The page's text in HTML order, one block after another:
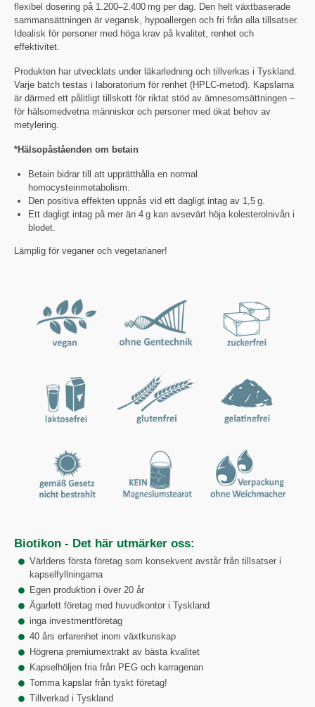
flexibel dosering på 1.200–2.400 mg per dag. Den helt växtbaserade
sammansättningen är vegansk, hypoallergen och fri från alla tillsatser.
Idealisk för personer med höga krav på kvalitet, renhet och
effektivitet.
Produkten har utvecklats under läkarledning och tillverkas i Tyskland.
Varje batch testas i laboratorium för renhet (HPLC-metod). Kapslarna
är därmed ett pålitligt tillskott för riktat stöd av ämnesomsättningen –
för hälsomedvetna människor och personer med ökat behov av
metylering.
*Hälsopåståenden om betain
Betain bidrar till att upprätthålla en normal
homocysteinmetabolism.
Den positiva effekten uppnås vid ett dagligt intag av 1,5 g.
Ett dagligt intag på mer än 4 g kan avsevärt höja kolesterolnivån i
blodet.
Lämplig för veganer och vegetarianer!
Biotikon - Det här utmärker oss:
Världens första företag som konsekvent avstår från tillsatser i
kapselfyllningarna
Egen produktion i över 20 år
Ägarlett företag med huvudkontor i Tyskland
inga investmentföretag
40 års erfarenhet inom växtkunskap
Högrena premiumextrakt av bästa kvalitet
Kapselhöljen fria från PEG och karragenan
Tomma kapslar från tyskt företag!
Tillverkad i Tyskland